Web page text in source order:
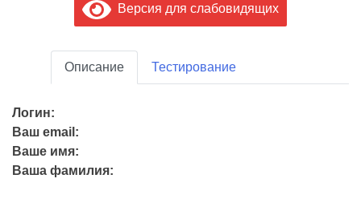
Версия для слабовидящих
Описание Тестирование
Логин:
Ваш email:
Ваше имя:
Ваша фамилия: